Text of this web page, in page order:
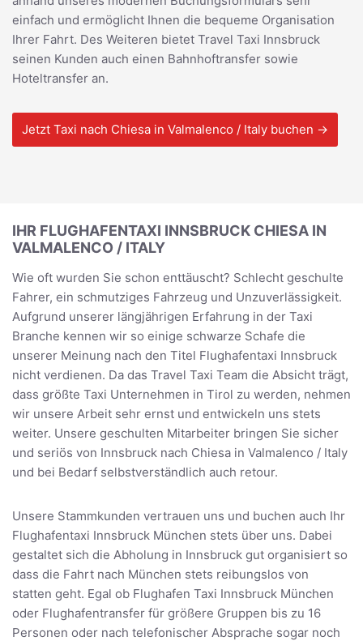
einfach und ermöglicht Ihnen die bequeme Organisation
Ihrer Fahrt. Des Weiteren bietet Travel Taxi Innsbruck
seinen Kunden auch einen Bahnhoftransfer sowie
Hoteltransfer an.
Jetzt Taxi nach Chiesa in Valmalenco / Italy buchen →
IHR FLUGHAFENTAXI INNSBRUCK CHIESA IN
VALMALENCO / ITALY
Wie oft wurden Sie schon enttäuscht? Schlecht geschulte
Fahrer, ein schmutziges Fahrzeug und Unzuverlässigkeit.
Aufgrund unserer längjährigen Erfahrung in der Taxi
Branche kennen wir so einige schwarze Schafe die
unserer Meinung nach den Titel Flughafentaxi Innsbruck
nicht verdienen. Da das Travel Taxi Team die Absicht trägt,
dass größte Taxi Unternehmen in Tirol zu werden, nehmen
wir unsere Arbeit sehr ernst und entwickeln uns stets
weiter. Unsere geschulten Mitarbeiter bringen Sie sicher
und seriös von Innsbruck nach Chiesa in Valmalenco / Italy
und bei Bedarf selbstverständlich auch retour.
Unsere Stammkunden vertrauen uns und buchen auch Ihr
Flughafentaxi Innsbruck München stets über uns. Dabei
gestaltet sich die Abholung in Innsbruck gut organisiert so
dass die Fahrt nach München stets reibungslos von
statten geht. Egal ob Flughafen Taxi Innsbruck München
oder Flughafentransfer für größere Gruppen bis zu 16
Personen oder nach telefonischer Absprache sogar noch